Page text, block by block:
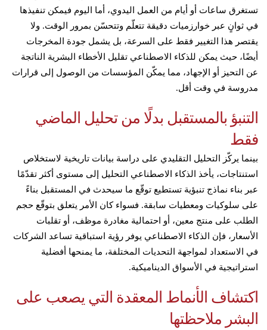
تستغرق ساعات أو أيام من العمل اليدوي، أما اليوم فيمكن تنفيذها
في ثوانٍ عبر خوارزميات دقيقة تتعلّم وتتحسّن بمرور الوقت. ولا
يقتصر هذا التغيير فقط على السرعة، بل يشمل جودة المخرجات
أيضًا، حيث يمكن للذكاء الاصطناعي تقليل الأخطاء البشرية الناتجة
عن التحيز أو الإجهاد، مما يمكّن المؤسسات من الوصول إلى قرارات
مدروسة في وقت أقل.
التنبؤ بالمستقبل بدلًا من تحليل الماضي
فقط
بينما يركّز التحليل التقليدي على دراسة بيانات تاريخية لاستخلاص
استنتاجات، يأخذ الذكاء الاصطناعي التحليل إلى مستوى أكثر تقدّمًا
عبر بناء نماذج تنبؤية تستطيع توقّع ما سيحدث في المستقبل بناءً
على سلوكيات ومعطيات سابقة. فسواء كان الأمر يتعلق بتوقّع حجم
الطلب على منتج معين، أو احتمالية مغادرة موظف، أو تقلبات
الأسعار، فإن الذكاء الاصطناعي يوفر رؤية استباقية تساعد الشركات
في الاستعداد لمواجهة التحديات المختلفة، ما يمنحها أفضلية
استراتيجية في الأسواق الديناميكية.
اكتشاف الأنماط المعقدة التي يصعب على
البشر ملاحظتها